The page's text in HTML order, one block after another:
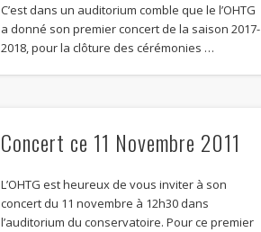
C’est dans un auditorium comble que le l’OHTG
a donné son premier concert de la saison 2017-
2018, pour la clôture des cérémonies …
Concert ce 11 Novembre 2011
L’OHTG est heureux de vous inviter à son
concert du 11 novembre à 12h30 dans
l’auditorium du conservatoire. Pour ce premier